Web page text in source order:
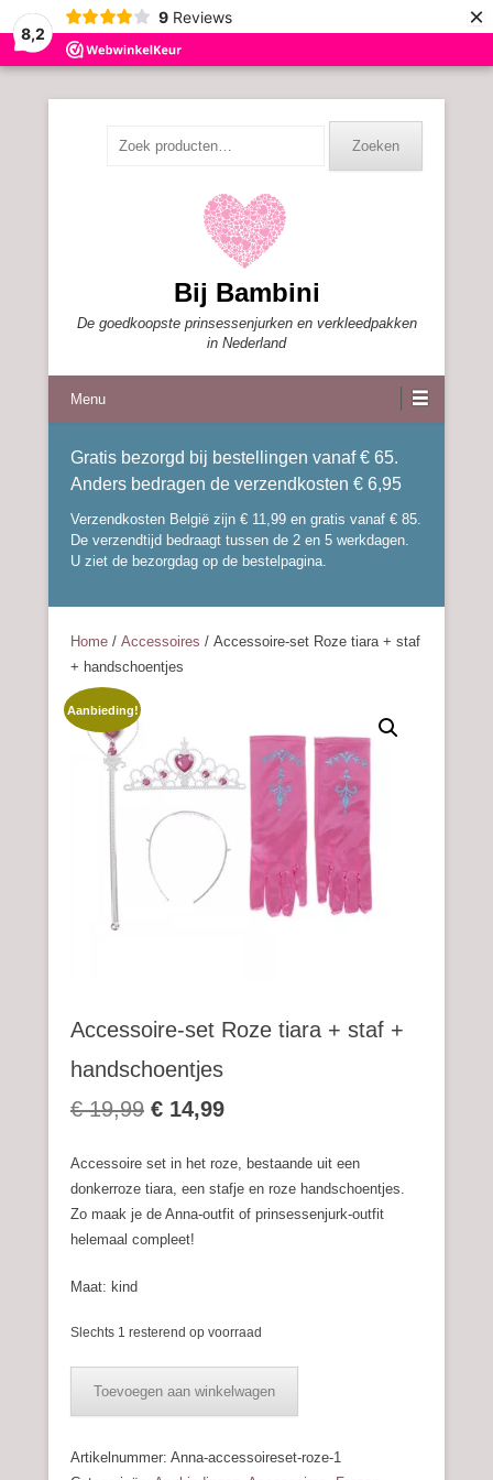
8,2
9 Reviews ×
Zoeken
Bij Bambini
De goedkoopste prinsessenjurken en verkleedpakken
in Nederland
Menu
Gratis bezorgd bij bestellingen vanaf € 65.
Anders bedragen de verzendkosten € 6,95
Verzendkosten België zijn € 11,99 en gratis vanaf € 85.
De verzendtijd bedraagt tussen de 2 en 5 werkdagen.
U ziet de bezorgdag op de bestelpagina.
Home / Accessoires / Accessoire-set Roze tiara + staf
+ handschoentjes
Aanbieding!
Accessoire-set Roze tiara + staf +
handschoentjes
€19,99 Oorspronkelijke
was:
€ 19,99.
€ 14,99Huidige
is:
€ 14,99.
Accessoire set in het roze, bestaande uit een
donkerroze tiara, een stafje en roze handschoentjes.
Zo maak je de Anna-outfit of prinsessenjurk-outfit
helemaal compleet!
Maat: kind
Slechts 1 resterend op voorraad
tiara
Toevoegen aan winkelwagen
Artikelnummer: Anna-accessoireset-roze-1